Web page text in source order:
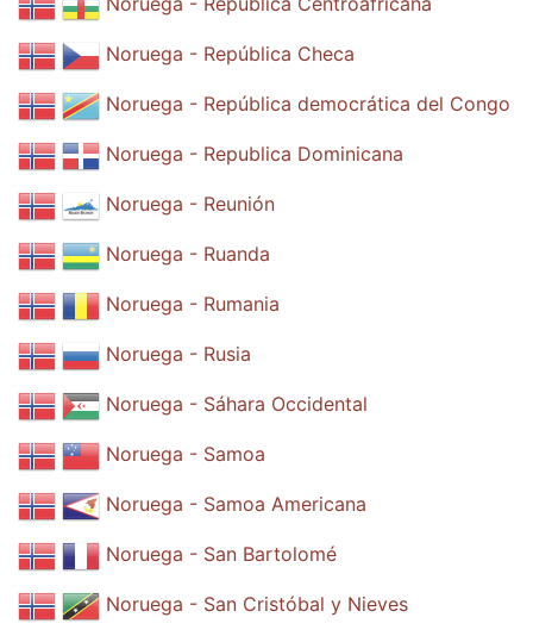
Noruega - República Checa
Noruega - República democrática del Congo
Noruega - Republica Dominicana
Noruega - Reunión
Noruega - Ruanda
Noruega - Rumania
Noruega - Rusia
Noruega - Sáhara Occidental
Noruega - Samoa
Noruega - Samoa Americana
Noruega - San Bartolomé
Noruega - San Cristóbal y Nieves